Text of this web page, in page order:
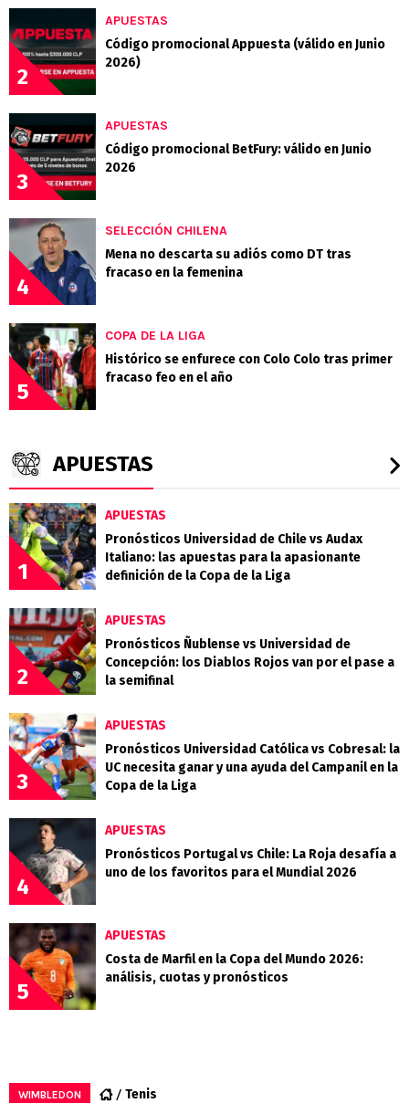
2
APUESTAS
Código promocional Appuesta (válido en Junio
2026)
3
APUESTAS
Código promocional BetFury: válido en Junio
2026
4
SELECCIÓN CHILENA
Mena no descarta su adiós como DT tras
fracaso en la femenina
5
COPA DE LA LIGA
Histórico se enfurece con Colo Colo tras primer
fracaso feo en el año
APUESTAS
1
APUESTAS
Pronósticos Universidad de Chile vs Audax
Italiano: las apuestas para la apasionante
definición de la Copa de la Liga
2
APUESTAS
Pronósticos Ñublense vs Universidad de
Concepción: los Diablos Rojos van por el pase a
la semifinal
3
APUESTAS
Pronósticos Universidad Católica vs Cobresal: la
UC necesita ganar y una ayuda del Campanil en la
Copa de la Liga
4
APUESTAS
Pronósticos Portugal vs Chile: La Roja desafía a
uno de los favoritos para el Mundial 2026
5
APUESTAS
Costa de Marfil en la Copa del Mundo 2026:
análisis, cuotas y pronósticos
WIMBLEDON Tenis